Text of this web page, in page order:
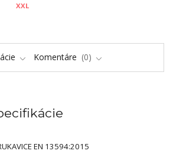
XXL
Komentáre 0
EN 13594:2015